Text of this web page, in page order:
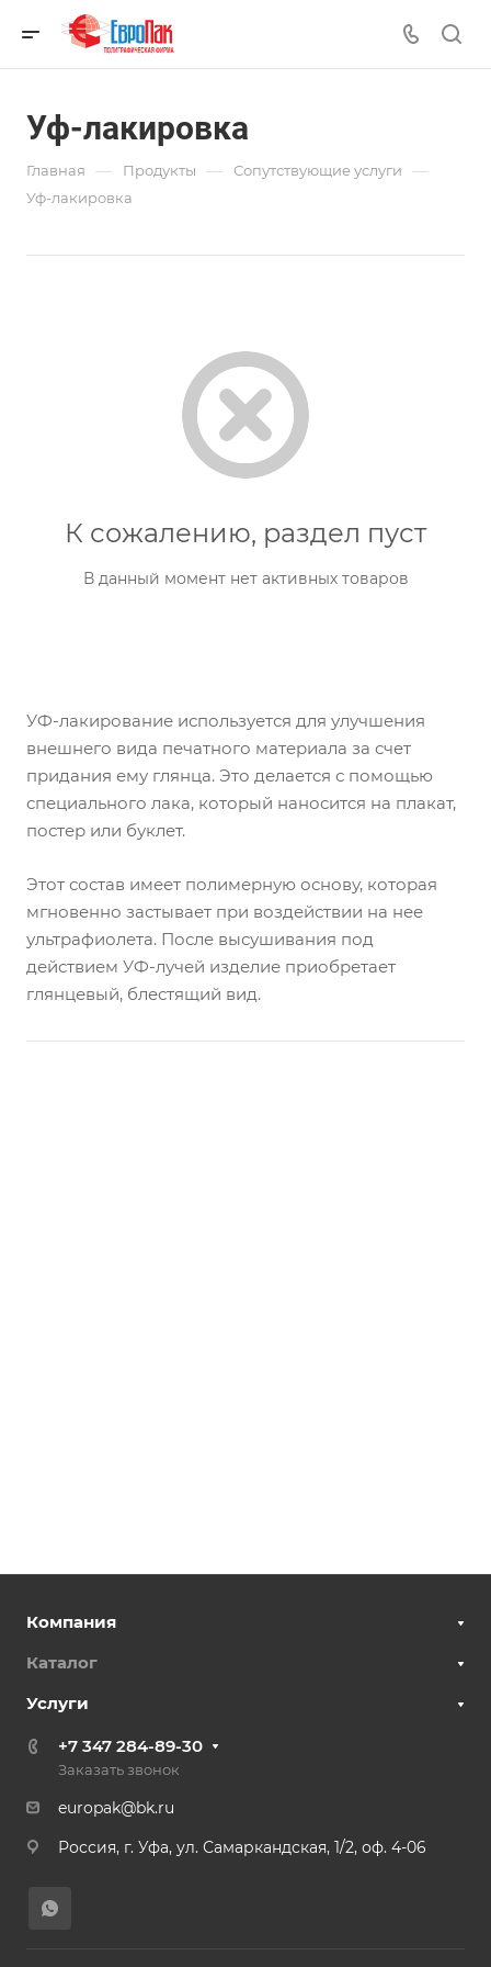
Уф-лакировка
Главная — Продукты — Сопутствующие услуги —
Уф-лакировка
К сожалению, раздел пуст
В данный момент нет активных товаров
УФ-лакирование используется для улучшения
внешнего вида печатного материала за счет
придания ему глянца. Это делается с помощью
специального лака, который наносится на плакат,
постер или буклет.
Этот состав имеет полимерную основу, которая
мгновенно застывает при воздействии на нее
ультрафиолета. После высушивания под
действием УФ-лучей изделие приобретает
глянцевый, блестящий вид.
Компания
Каталог
Услуги
+7 347 284-89-30
Заказать звонок
europak@bk.ru
Россия, г. Уфа, ул. Самаркандская, 1/2, оф. 4-06